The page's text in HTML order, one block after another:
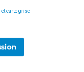
carte grise